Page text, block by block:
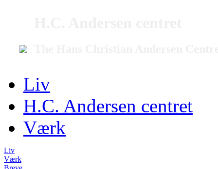
Liv
H.C. Andersen centret
Værk
Liv
Værk